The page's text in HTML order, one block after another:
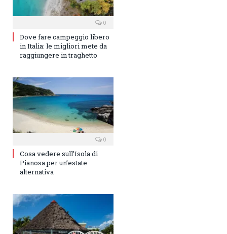
0
Dove fare campeggio libero
in Italia: le migliori mete da
raggiungere in traghetto
0
Cosa vedere sull’Isola di
Pianosa per un’estate
alternativa